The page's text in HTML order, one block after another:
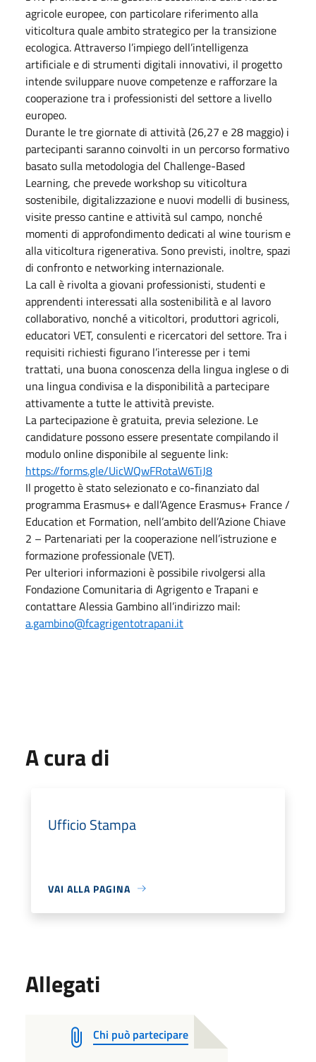
agricole europee, con particolare riferimento alla
viticoltura quale ambito strategico per la transizione
ecologica. Attraverso l’impiego dell’intelligenza
artificiale e di strumenti digitali innovativi, il progetto
intende sviluppare nuove competenze e rafforzare la
cooperazione tra i professionisti del settore a livello
europeo.
Durante le tre giornate di attività (26,27 e 28 maggio) i
partecipanti saranno coinvolti in un percorso formativo
basato sulla metodologia del Challenge-Based
Learning, che prevede workshop su viticoltura
sostenibile, digitalizzazione e nuovi modelli di business,
visite presso cantine e attività sul campo, nonché
momenti di approfondimento dedicati al wine tourism e
alla viticoltura rigenerativa. Sono previsti, inoltre, spazi
di confronto e networking internazionale.
La call è rivolta a giovani professionisti, studenti e
apprendenti interessati alla sostenibilità e al lavoro
collaborativo, nonché a viticoltori, produttori agricoli,
educatori VET, consulenti e ricercatori del settore. Tra i
requisiti richiesti figurano l’interesse per i temi
trattati, una buona conoscenza della lingua inglese o di
una lingua condivisa e la disponibilità a partecipare
attivamente a tutte le attività previste.
La partecipazione è gratuita, previa selezione. Le
candidature possono essere presentate compilando il
modulo online disponibile al seguente link:
https://forms.gle/UicWQwFRotaW6TiJ8
Il progetto è stato selezionato e co-finanziato dal
programma Erasmus+ e dall’Agence Erasmus+ France /
Education et Formation, nell’ambito dell’Azione Chiave
2 – Partenariati per la cooperazione nell’istruzione e
formazione professionale (VET).
Per ulteriori informazioni è possibile rivolgersi alla
Fondazione Comunitaria di Agrigento e Trapani e
contattare Alessia Gambino all’indirizzo mail:
a.gambino@fcagrigentotrapani.it
A cura di
Ufficio Stampa
VAI ALLA PAGINA
Allegati
Chi può partecipare